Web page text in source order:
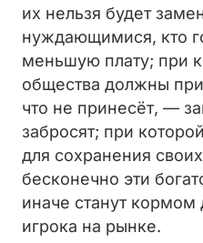
их нельзя будет
нуждающимися, кто
меньшую плату; при
общества должны
что не принесёт, —
забросят; при
для сохранения
бесконечно эти
иначе станут кормом
игрока на рынке.